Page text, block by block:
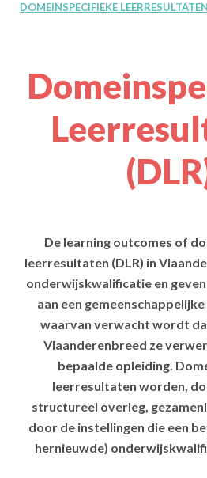
DOMEINSPECIFIEKE
De learning outcomes of
leerresultaten (DLR) in
onderwijskwalificatie en
aan een
waarvan verwacht wordt
Vlaanderenbreed ze
bepaalde opleiding.
leerresultaten worden,
structureel overleg,
door de instellingen die een
hernieuwde)